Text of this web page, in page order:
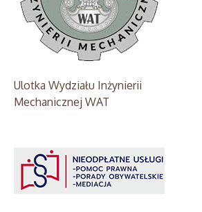
Ulotka Wydziału Inżynierii
Mechanicznej WAT